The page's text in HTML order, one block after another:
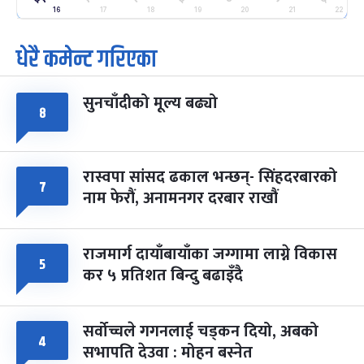
मंगल फाल्गुन २५, २०८३ Mar 9, 2027
७ पूर्णिमा व्रत
चैत्र ७, २०८३-Mar 21, 2027
८
सोम
फागुपूर्णिमा
16 17 18 19 20 21 22
धेरै कमेन्ट गरिएका
८ सुनचाँदीको मूल्य बढ्यो
७ रास्वपा सांसद ढकाल भन्छन्- सिंहदरबारको
नाम फेरौं, अनामनगर दरबार राखौं
५ राजमार्ग दायाँबायाँका जग्गामा लाग्ने विकास
कर ५ प्रतिशत बिन्दु बढाइँदै
४ सर्वोच्चले गगनलाई चड्कन दियो, अबको
सभापति देउवा : मोहन बस्नेत